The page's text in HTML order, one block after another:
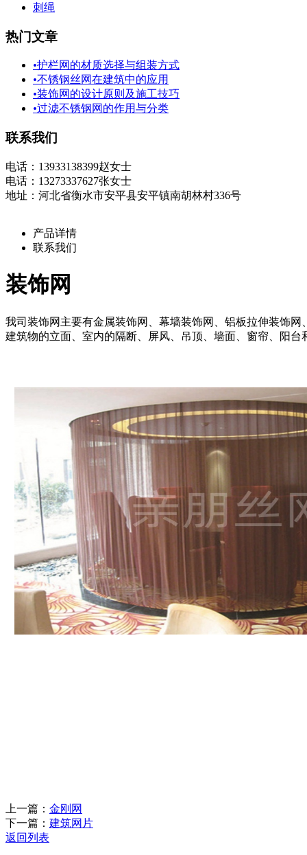
刺绳
热门文章
•护栏网的材质选择与组装方式
•不锈钢丝网在建筑中的应用
•装饰网的设计原则及施工技巧
•过滤不锈钢网的作用与分类
联系我们
电话：13933138399赵女士
电话：13273337627张女士
地址：河北省衡水市安平县安平镇南胡林村336号
产品详情
联系我们
装饰网
我司装饰网主要有金属装饰网、幕墙装饰网、铝板拉伸装饰
建筑物的立面、室内的隔断、屏风、吊顶、墙面、窗帘、阳
上一篇： 金刚网
下一篇： 建筑网片
返回列表